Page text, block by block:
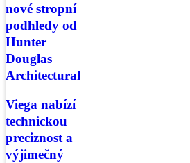
nové stropní
podhledy od
Hunter
Douglas
Architectural
Viega nabízí
technickou
preciznost a
výjimečný